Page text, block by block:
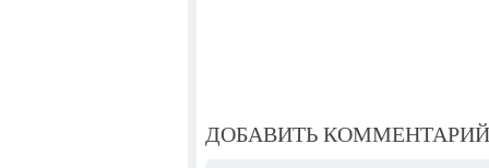
ДОБАВИТЬ КОММЕНТАРИЙ